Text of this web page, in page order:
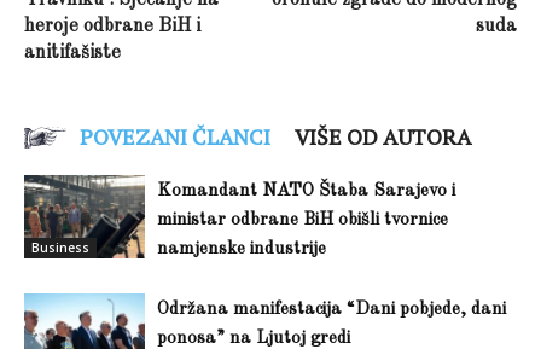
heroje odbrane BiH i
anitifašiste
suda
POVEZANI ČLANCI VIŠE OD AUTORA
Business
Komandant NATO Štaba Sarajevo i
ministar odbrane BiH obišli tvornice
namjenske industrije
Održana manifestacija “Dani pobjede, dani
ponosa” na Ljutoj gredi